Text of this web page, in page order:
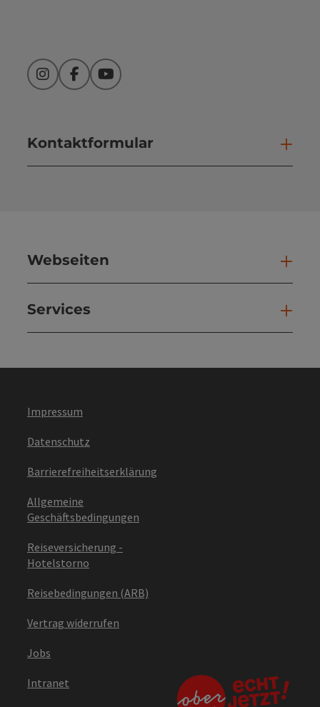
InstagramFacebookYouTube
Kontaktformular
Webseiten
Services
Impressum
Datenschutz
Barrierefreiheitserklärung
Allgemeine
Geschäftsbedingungen
Reiseversicherung -
Hotelstorno
Reisebedingungen (ARB)
Vertrag widerrufen
Jobs
Intranet